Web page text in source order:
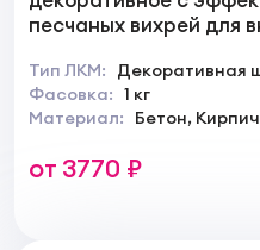
песчаных вихрей для
Тип ЛКМ:
Декоративная
Фасовка: 1 кг
Материал:
Бетон,
от 3770 ₽